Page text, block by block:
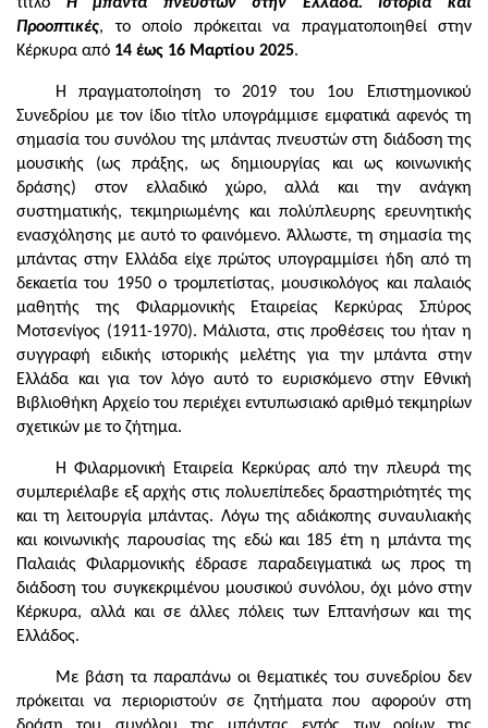
Προοπτικές, το οποίο πρόκειται να πραγματοποιηθεί στην
Κέρκυρα από 14 έως 16 Μαρτίου 2025.
Η πραγματοποίηση το 2019 του 1ου Επιστημονικού
Συνεδρίου με τον ίδιο τίτλο υπογράμμισε εμφατικά αφενός τη
σημασία του συνόλου της μπάντας πνευστών στη διάδοση της
μουσικής (ως πράξης, ως δημιουργίας και ως κοινωνικής
δράσης) στον ελλαδικό χώρο, αλλά και την ανάγκη
συστηματικής, τεκμηριωμένης και πολύπλευρης ερευνητικής
ενασχόλησης με αυτό το φαινόμενο. Άλλωστε, τη σημασία της
μπάντας στην Ελλάδα είχε πρώτος υπογραμμίσει ήδη από τη
δεκαετία του 1950 ο τρομπετίστας, μουσικολόγος και παλαιός
μαθητής της Φιλαρμονικής Εταιρείας Κερκύρας Σπύρος
Μοτσενίγος (1911-1970). Μάλιστα, στις προθέσεις του ήταν η
συγγραφή ειδικής ιστορικής μελέτης για την μπάντα στην
Ελλάδα και για τον λόγο αυτό το ευρισκόμενο στην Εθνική
Βιβλιοθήκη Αρχείο του περιέχει εντυπωσιακό αριθμό τεκμηρίων
σχετικών με το ζήτημα.
Η Φιλαρμονική Εταιρεία Κερκύρας από την πλευρά της
συμπεριέλαβε εξ αρχής στις πολυεπίπεδες δραστηριότητές της
και τη λειτουργία μπάντας. Λόγω της αδιάκοπης συναυλιακής
και κοινωνικής παρουσίας της εδώ και 185 έτη η μπάντα της
Παλαιάς Φιλαρμονικής έδρασε παραδειγματικά ως προς τη
διάδοση του συγκεκριμένου μουσικού συνόλου, όχι μόνο στην
Κέρκυρα, αλλά και σε άλλες πόλεις των Επτανήσων και της
Ελλάδος.
Με βάση τα παραπάνω οι θεματικές του συνεδρίου δεν
πρόκειται να περιοριστούν σε ζητήματα που αφορούν στη